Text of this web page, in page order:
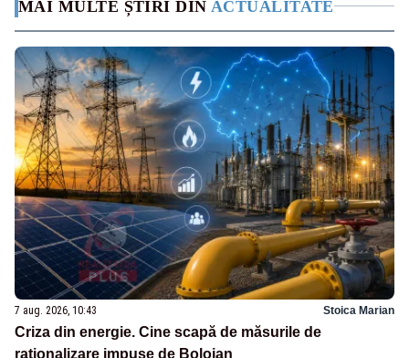
MAI MULTE ȘTIRI DIN ACTUALITATE
7 aug. 2026, 10:43 Stoica Marian
Criza din energie. Cine scapă de măsurile de
raționalizare impuse de Bolojan